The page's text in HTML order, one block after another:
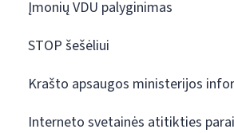
Įmonių VDU palyginimas
STOP šešėliui
Krašto apsaugos ministerijos
Interneto svetainės atitikties